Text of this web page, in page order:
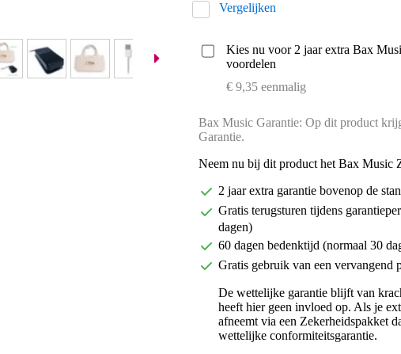
Vergelijken
Kies nu voor 2 jaar extra Bax
voordelen
€ 9,35 eenmalig
Bax Music Garantie: Op dit product
Garantie.
Neem nu bij dit product het Bax Music
2 jaar extra garantie bovenop de
Gratis terugsturen tijdens
dagen)
60 dagen bedenktijd (normaal 30
Gratis gebruik van een vervangend
De wettelijke garantie blijft van
heeft hier geen invloed op. Als je
afneemt via een Zekerheidspakket
wettelijke conformiteitsgarantie.